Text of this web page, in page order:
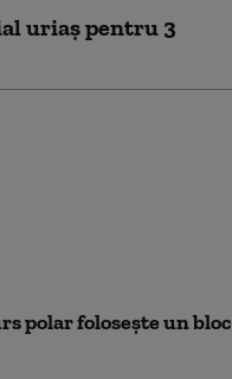
uriaș pentru 3
polar folosește un bloc